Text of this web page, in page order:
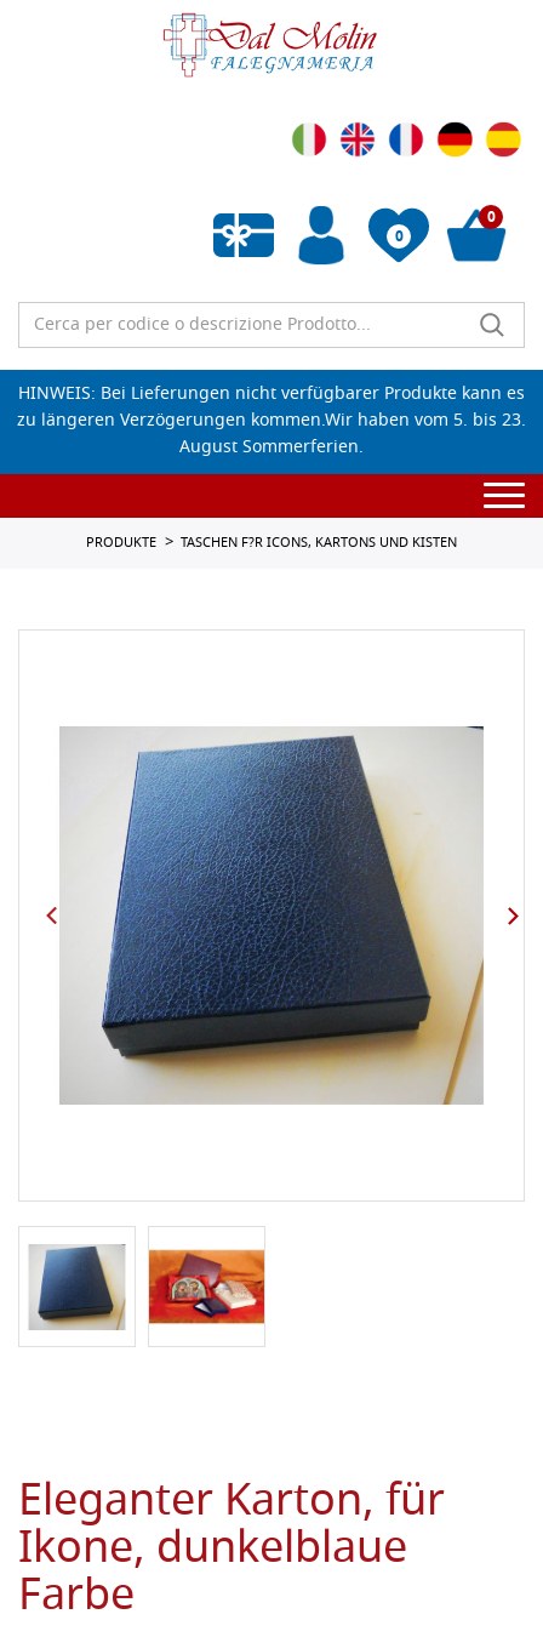
0
Wunschliste leeren
0
HINWEIS: Bei Lieferungen nicht verfügbarer Produkte kann es
zu längeren Verzögerungen kommen.Wir haben vom 5. bis 23.
August Sommerferien.
PRODUKTE TASCHEN F?R ICONS, KARTONS UND KISTEN
Eleganter Karton, für
Ikone, dunkelblaue
Farbe